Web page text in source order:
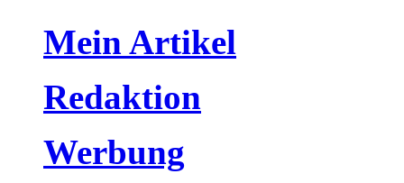
Mein Artikel
Redaktion
Werbung